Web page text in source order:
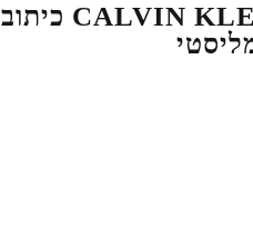
טי שירט לגברים CALVIN KLEIN כיתוב